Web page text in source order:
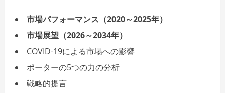
市場パフォーマンス（2020～2025年）
市場展望（2026～2034年）
COVID-19による市場への影響
ポーターの5つの力の分析
戦略的提言